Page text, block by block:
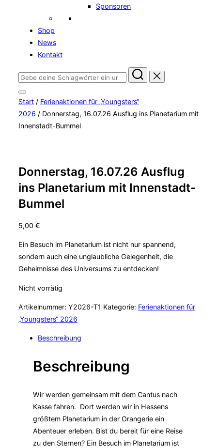
Sponsoren
Shop
News
Kontakt
Suchen
nach:
Seitenleiste
&
Navigation
umschalten
Start / Ferienaktionen für „Youngsters“
2026 / Donnerstag, 16.07.26 Ausflug ins Planetarium mit
Innenstadt-Bummel
Donnerstag, 16.07.26 Ausflug
ins Planetarium mit Innenstadt-
Bummel
5,00 €
Ein Besuch im Planetarium ist nicht nur spannend,
sondern auch eine unglaubliche Gelegenheit, die
Geheimnisse des Universums zu entdecken!
Nicht vorrätig
Artikelnummer: Y2026-T1 Kategorie: Ferienaktionen für
„Youngsters“ 2026
Beschreibung
Beschreibung
Wir werden gemeinsam mit dem Cantus nach
Kasse fahren. Dort werden wir in Hessens
größtem Planetarium in der Orangerie ein
Abenteuer erleben. Bist du bereit für eine Reise
zu den Sternen? Ein Besuch im Planetarium ist